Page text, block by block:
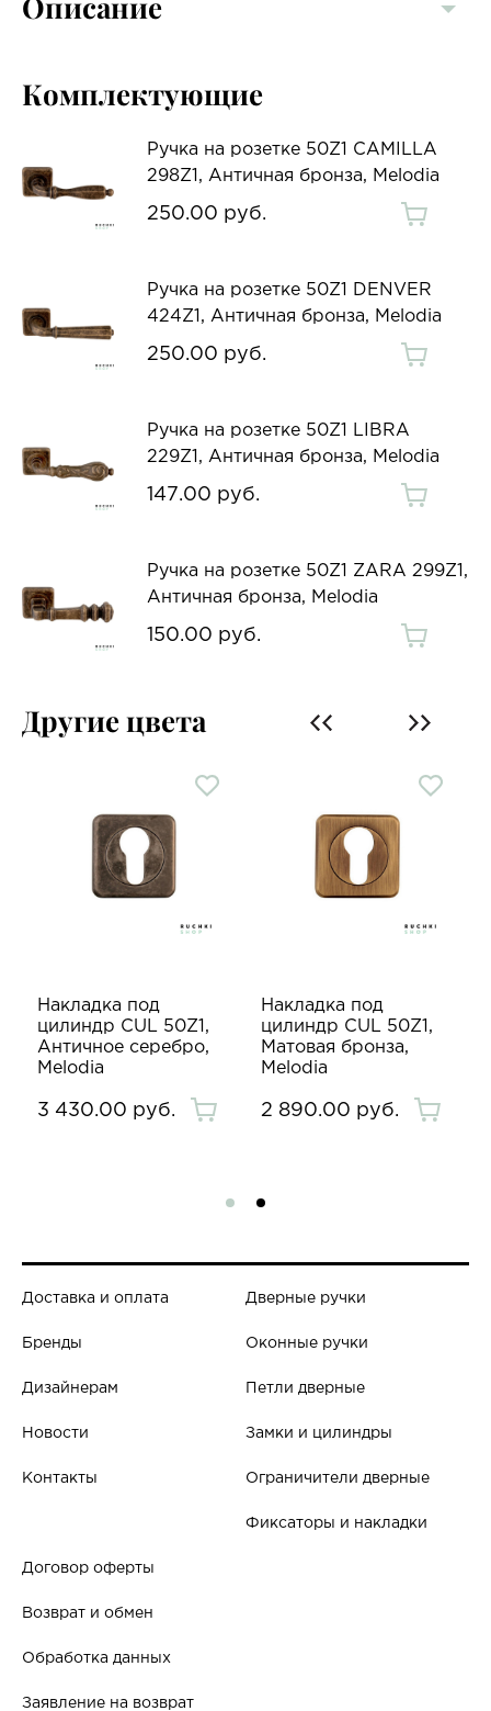
Комплектующие
Ручка на розетке 50Z1 CAMILLA
298Z1, Античная бронза, Melodia
250.00 руб.
Ручка на розетке 50Z1 DENVER
424Z1, Античная бронза, Melodia
250.00 руб.
Ручка на розетке 50Z1 LIBRA
229Z1, Античная бронза, Melodia
147.00 руб.
Ручка на розетке 50Z1 ZARA 299Z1,
Античная бронза, Melodia
150.00 руб.
Другие цвета
Накладка под
цилиндр CUL 50Z1,
Античное серебро,
Melodia
3 430.00 руб.
Накладка под
цилиндр CUL 50Z1,
Матовая бронза,
Melodia
2 890.00 руб.
Доставка и оплата
Бренды
Дизайнерам
Новости
Контакты
Дверные ручки
Оконные ручки
Петли дверные
Замки и цилиндры
Ограничители дверные
Фиксаторы и накладки
Договор оферты
Возврат и обмен
Обработка данных
Заявление на возврат